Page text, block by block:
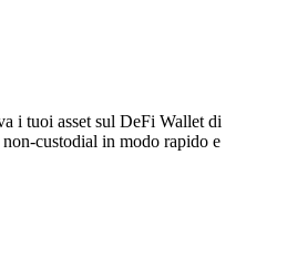
i tuoi asset sul DeFi Wallet di
custodial in modo rapido e